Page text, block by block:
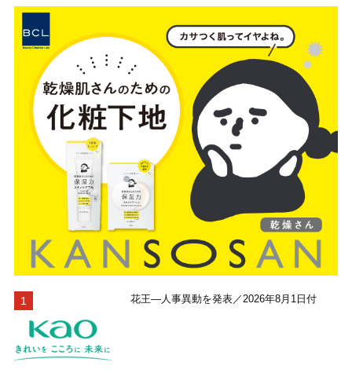
花王―人事異動を発表／2026年8月1日付